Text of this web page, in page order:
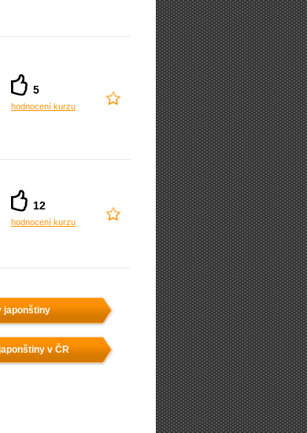
5
hodnocení kurzu
12
hodnocení kurzu
japonštiny
v ČR